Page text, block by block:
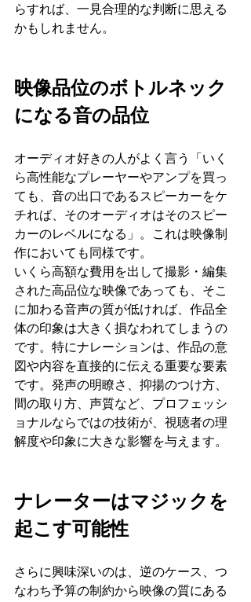
らすれば、一見合理的な判断に思える
かもしれません。
映像品位のボトルネック
になる音の品位
オーディオ好きの人がよく言う「いく
ら高性能なプレーヤーやアンプを買っ
ても、音の出口であるスピーカーをケ
チれば、そのオーディオはそのスピー
カーのレベルになる」。これは映像制
作においても同様です。
いくら高額な費用を出して撮影・編集
された高品位な映像であっても、そこ
に加わる音声の質が低ければ、作品全
体の印象は大きく損なわれてしまうの
です。特にナレーションは、作品の意
図や内容を直接的に伝える重要な要素
です。発声の明瞭さ、抑揚のつけ方、
間の取り方、声質など、プロフェッシ
ョナルならではの技術が、視聴者の理
解度や印象に大きな影響を与えます。
ナレーターはマジックを
起こす可能性
さらに興味深いのは、逆のケース、つ
なわち予算の制約から映像の質にある